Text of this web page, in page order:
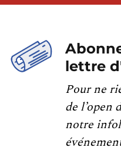
lettre
Pour ne
de l’open
notre